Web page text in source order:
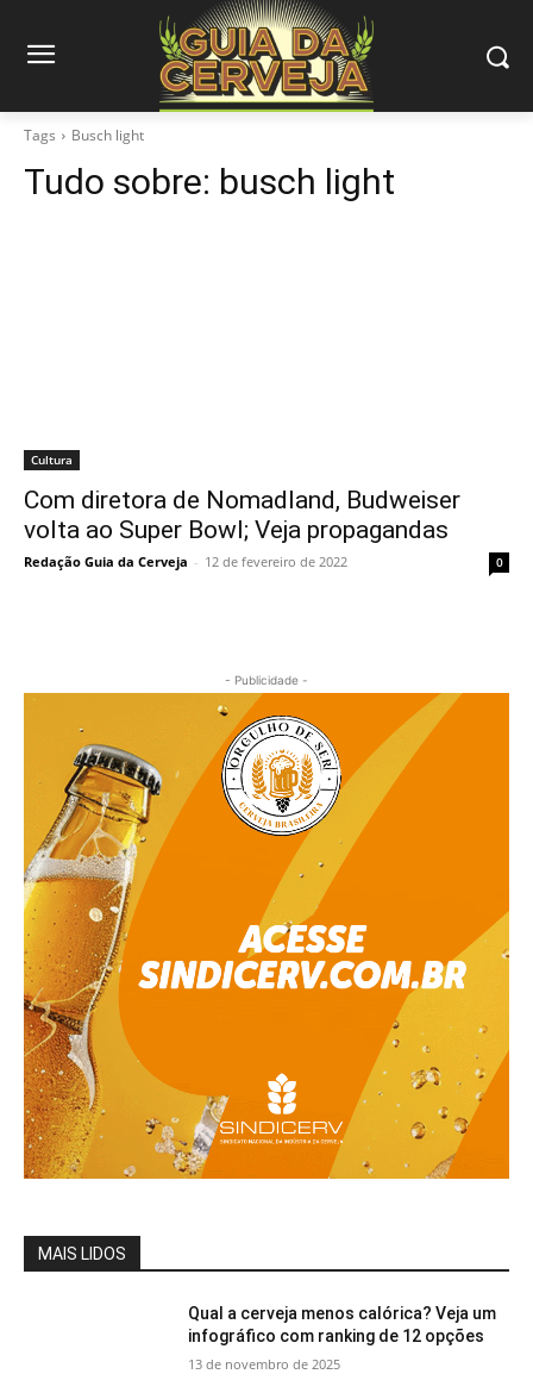
Tags Busch light
Tudo sobre: busch light
Cultura
Com diretora de Nomadland, Budweiser
volta ao Super Bowl; Veja propagandas
Redação Guia da Cerveja - 12 de fevereiro de 2022 0
- Publicidade -
MAIS LIDOS
Qual a cerveja menos calórica? Veja um
infográfico com ranking de 12 opções
13 de novembro de 2025